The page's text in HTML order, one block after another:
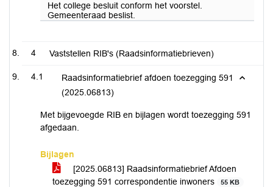
Het college besluit conform het voorstel.
Gemeenteraad beslist.
4 Vaststellen RIB's (Raadsinformatiebrieven)
4.1
Raadsinformatiebrief afdoen toezegging 591
(2025.06813)
Met bijgevoegde RIB en bijlagen wordt toezegging 591
afgedaan.
Bijlagen
[2025.06813] Raadsinformatiebrief Afdoen
toezegging 591 correspondentie inwoners
55 KB